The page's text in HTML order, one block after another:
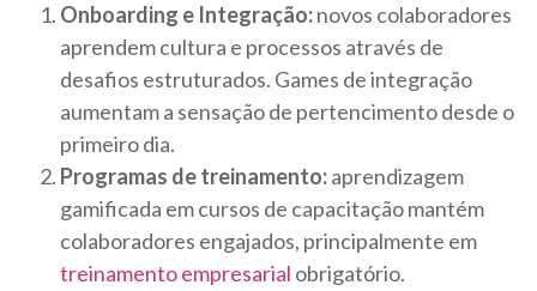
Onboarding e Integração:novos colaboradores
aprendem cultura e processos através de
desafios estruturados. Games de integração
aumentam a sensação de pertencimento desde o
primeiro dia.
Programas de treinamento:aprendizagem
gamificada em cursos de capacitação mantém
colaboradores engajados, principalmente em
treinamento empresarial obrigatório.